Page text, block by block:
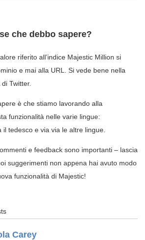
che debbo sapere?
riferito all’indice Majestic Million si
e mai alla URL. Si vede bene nella
Twitter.
è che stiamo lavorando alla
funzionalità nelle varie lingue:
tedesco e via via le altre lingue.
e feedback sono importanti – lascia
suggerimenti non appena hai avuto modo
funzionalità di Majestic!
Carey